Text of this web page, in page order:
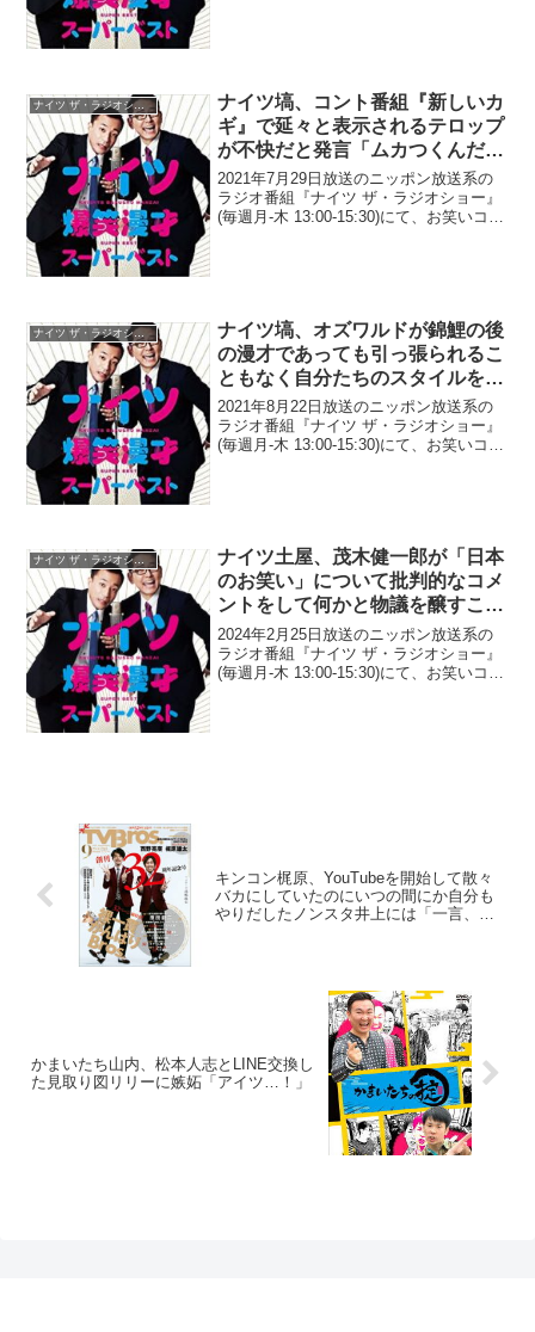
ナイツ ザ・ラジオショー
ナイツ塙、コント番組『新しいカ
ギ』で延々と表示されるテロップ
が不快だと発言「ムカつくんだ
よ、これ要らないんだよ」
2021年7月29日放送のニッポン放送系の
ラジオ番組『ナイツ ザ・ラジオショー』
(毎週月-木 13:00-15:30)にて、お笑いコン
ナイツ ザ・ラジオショー
ナイツ塙、オズワルドが錦鯉の後
の漫才であっても引っ張られるこ
ともなく自分たちのスタイルを崩
さなかったことに驚き「で、最後
はオズワルド、ウケてたしね」
2021年8月22日放送のニッポン放送系の
ラジオ番組『ナイツ ザ・ラジオショー』
(毎週月-木 13:00-15:30)にて、お笑いコン
ナイツ ザ・ラジオショー
ナイツ土屋、茂木健一郎が「日本
のお笑い」について批判的なコメ
ントをして何かと物議を醸すこと
に疑問「なんであの人、あんなお
笑い好きなの？(笑)」
2024年2月25日放送のニッポン放送系の
ラジオ番組『ナイツ ザ・ラジオショー』
(毎週月-木 13:00-15:30)にて、お笑いコン
キンコン梶原、YouTubeを開始して散々
バカにしていたのにいつの間にか自分も
やりだしたノンスタ井上には「一言、謝
かまいたち山内、松本人志とLINE交換し
た見取り図リリーに嫉妬「アイツ…！」